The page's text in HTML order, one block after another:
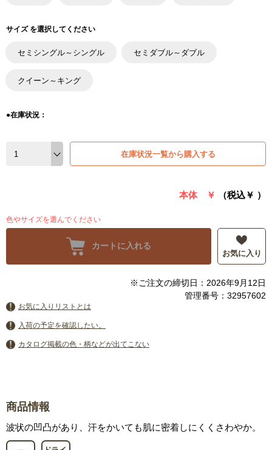
サイズ を選択してください
セミシングル～シングル セミダブル～ダブル
クイーン～キング
●在庫状況：
在庫状況一覧から購入する
本体 ￥ （税込￥ ）
色やサイズを選んでください
カートに入れる
お気に入り
※ご注文の締切日：2026年9月12日
管理番号：32957602
お気に入りリストとは
入荷の予定を確認したい。
カタログ掲載の色・柄などが出てこない
商品情報
波状の凹凸があり、汗をかいても肌に密着しにくくさわやか。